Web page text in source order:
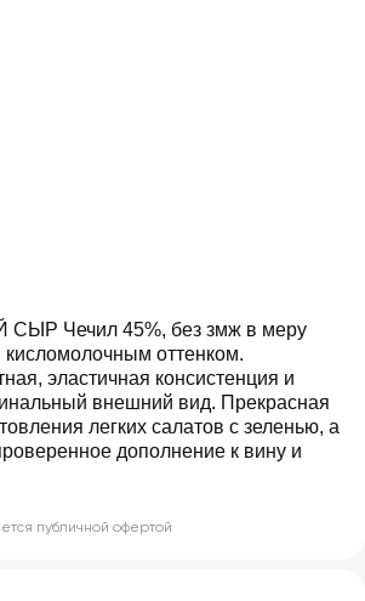
Чечил 45%, без змж в меру
оттенком.
эластичная консистенция и
внешний вид. Прекрасная
легких салатов с зеленью, а
дополнение к вину и
публичной офертой